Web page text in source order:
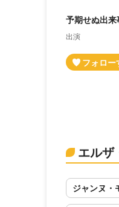
予期せぬ出来
出演
エルザ
ジャンヌ・